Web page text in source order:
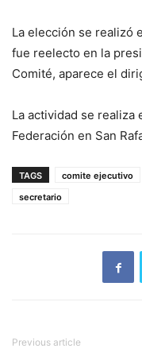
La elección se realizó
fue reelecto en la
Comité, aparece el
La actividad se realiza
Federación en San
TAGS comite ejecutivo
secretario
Previous article